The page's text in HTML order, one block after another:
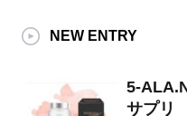
NEW ENTRY
5-
サプリ